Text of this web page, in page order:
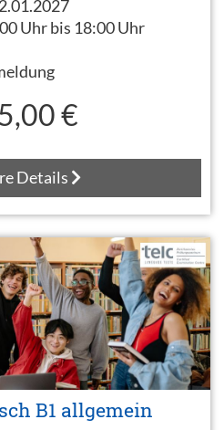
Uhr bis 18:00 Uhr
€
Details
B1 allgemein